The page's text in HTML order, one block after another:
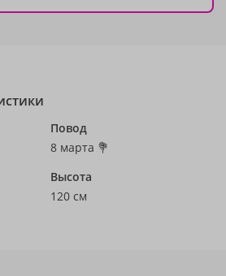
Повод
8 марта 💐
Высота
120 см